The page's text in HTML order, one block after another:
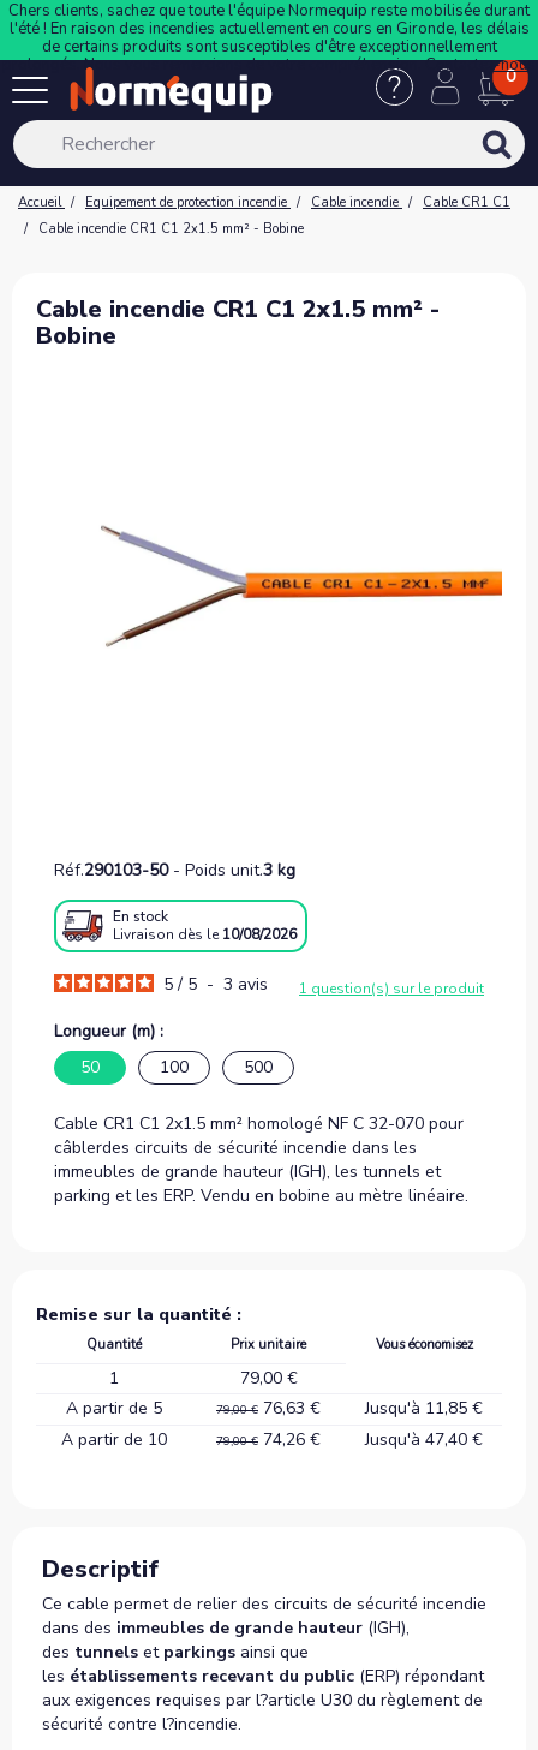
Chers clients, sachez que toute l'équipe Normequip reste mobilisée durant
l'été ! En raison des incendies actuellement en cours en Gironde, les délais
de certains produits sont susceptibles d'être exceptionnellement
prolongés. Nous vous remercions de votre compréhension.Contactez-nous
0
Accueil Equipement de protection incendie Cable incendie
Cable CR1 C1
Cable incendie CR1 C1 2x1.5 mm² - Bobine
Cable incendie CR1 C1 2x1.5 mm² -
Bobine
Réf.290103-50- Poids unit.3 kg
En stock
Livraison dès le 10/08/2026
5 / 5 - 3 avis 1 question(s) sur le produit
Longueur (m) :
50
100 500
Cable CR1 C1 2x1.5 mm² homologé NF C 32-070 pour
câblerdes circuits de sécurité incendie dans les
immeubles de grande hauteur (IGH), les tunnels et
parking et les ERP. Vendu en bobine au mètre linéaire.
Remise sur la quantité :
Quantité Prix unitaire Vous économisez
1
79,00 €
A partir de 5
79,00 € 76,63 €
Jusqu'à 11,85 €
A partir de 10
79,00 € 74,26 € Jusqu'à 47,40 €
Descriptif
Ce cable permet de relier des circuits de sécurité incendie
dans des immeubles de grande hauteur (IGH),
des tunnels et parkings ainsi que
les établissements recevant du public (ERP) répondant
aux exigences requises par l?article U30 du règlement de
sécurité contre l?incendie.